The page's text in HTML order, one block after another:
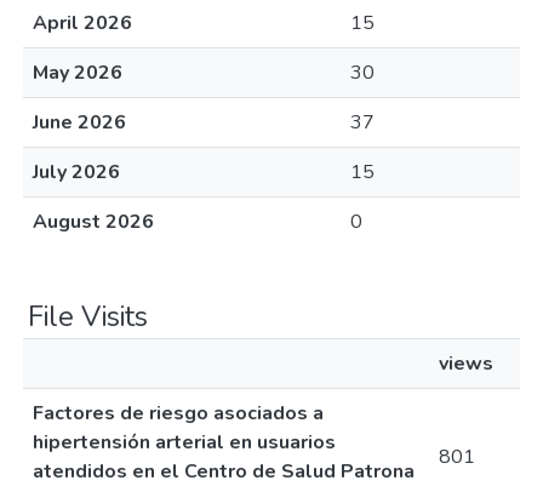
April 2026
15
May 2026
30
June 2026
37
July 2026
15
August 2026
0
File Visits
views
Factores de riesgo asociados a
hipertensión arterial en usuarios
atendidos en el Centro de Salud Patrona
801